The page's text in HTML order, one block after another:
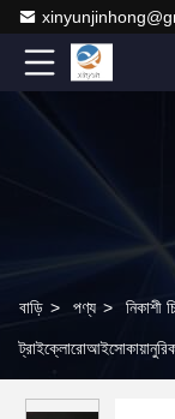
বাড়ি > পণ্য > নিকাশী